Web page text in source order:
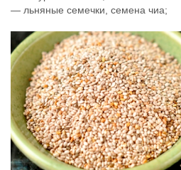
— льняные семечки, семена чиа;